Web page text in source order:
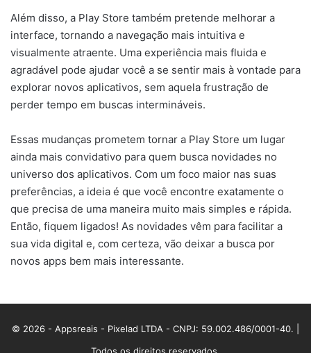
Além disso, a Play Store também pretende melhorar a
interface, tornando a navegação mais intuitiva e
visualmente atraente. Uma experiência mais fluida e
agradável pode ajudar você a se sentir mais à vontade para
explorar novos aplicativos, sem aquela frustração de
perder tempo em buscas intermináveis.
Essas mudanças prometem tornar a Play Store um lugar
ainda mais convidativo para quem busca novidades no
universo dos aplicativos. Com um foco maior nas suas
preferências, a ideia é que você encontre exatamente o
que precisa de uma maneira muito mais simples e rápida.
Então, fiquem ligados! As novidades vêm para facilitar a
sua vida digital e, com certeza, vão deixar a busca por
novos apps bem mais interessante.
© 2026 - Appsreais - Pixelad LTDA - CNPJ: 59.002.486/0001-40. |
Todos os direitos reservados.